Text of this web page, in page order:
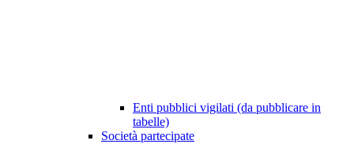
Enti pubblici vigilati (da pubblicare in
tabelle)
Società partecipate